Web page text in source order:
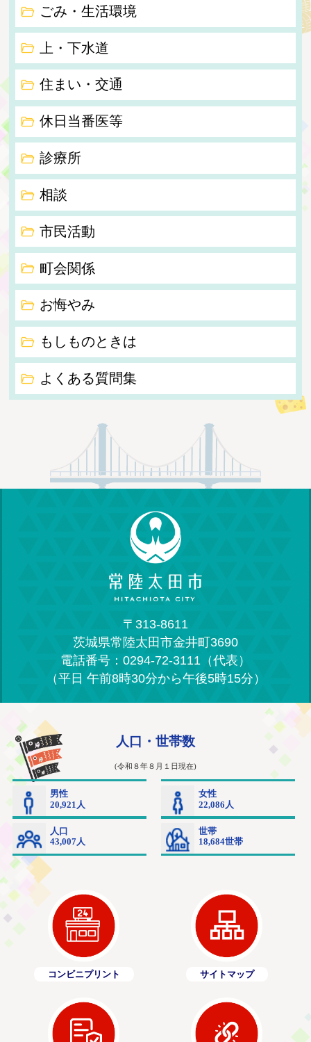
ごみ・生活環境
上・下水道
住まい・交通
休日当番医等
診療所
相談
市民活動
町会関係
お悔やみ
もしものときは
よくある質問集
〒313-8611
茨城県常陸太田市金井町3690
電話番号：0294-72-3111（代表）
（平日 午前8時30分から午後5時15分）
コンビニプリント サイトマップ